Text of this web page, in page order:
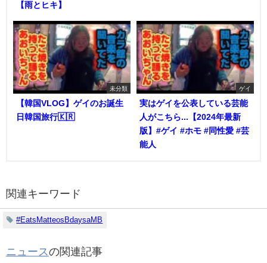
【雨とヒキ】
未分類
【韓国VLOG】ゲイのお誕生
日韓国旅行🇰🇷
ゲイ
実はゲイを公表している芸能
人がこちら...【2024年最新
版】#ゲイ #ホモ #同性愛 #芸
能人
関連キーワード
#EatsMatteosBdaysaMB
ニュースの関連記事